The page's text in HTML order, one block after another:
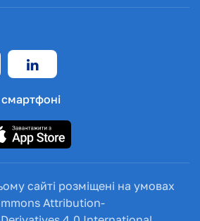
смартфоні
сайті розміщені на умовах
Attribution-